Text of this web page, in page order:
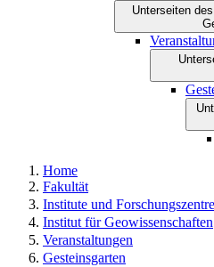
Unterseiten
Home
Fakultät
Institute und
Institut für Geowissenschaften
Veranstaltungen
Gesteinsgarten